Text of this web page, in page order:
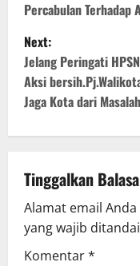
s
t
n
a
v
i
g
a
Percabulan Terhadap
Next:
Jelang Peringati
Aksi
Jaga Kota dari
Tinggalkan
Alamat email
yang wajib ditandai
Komentar*